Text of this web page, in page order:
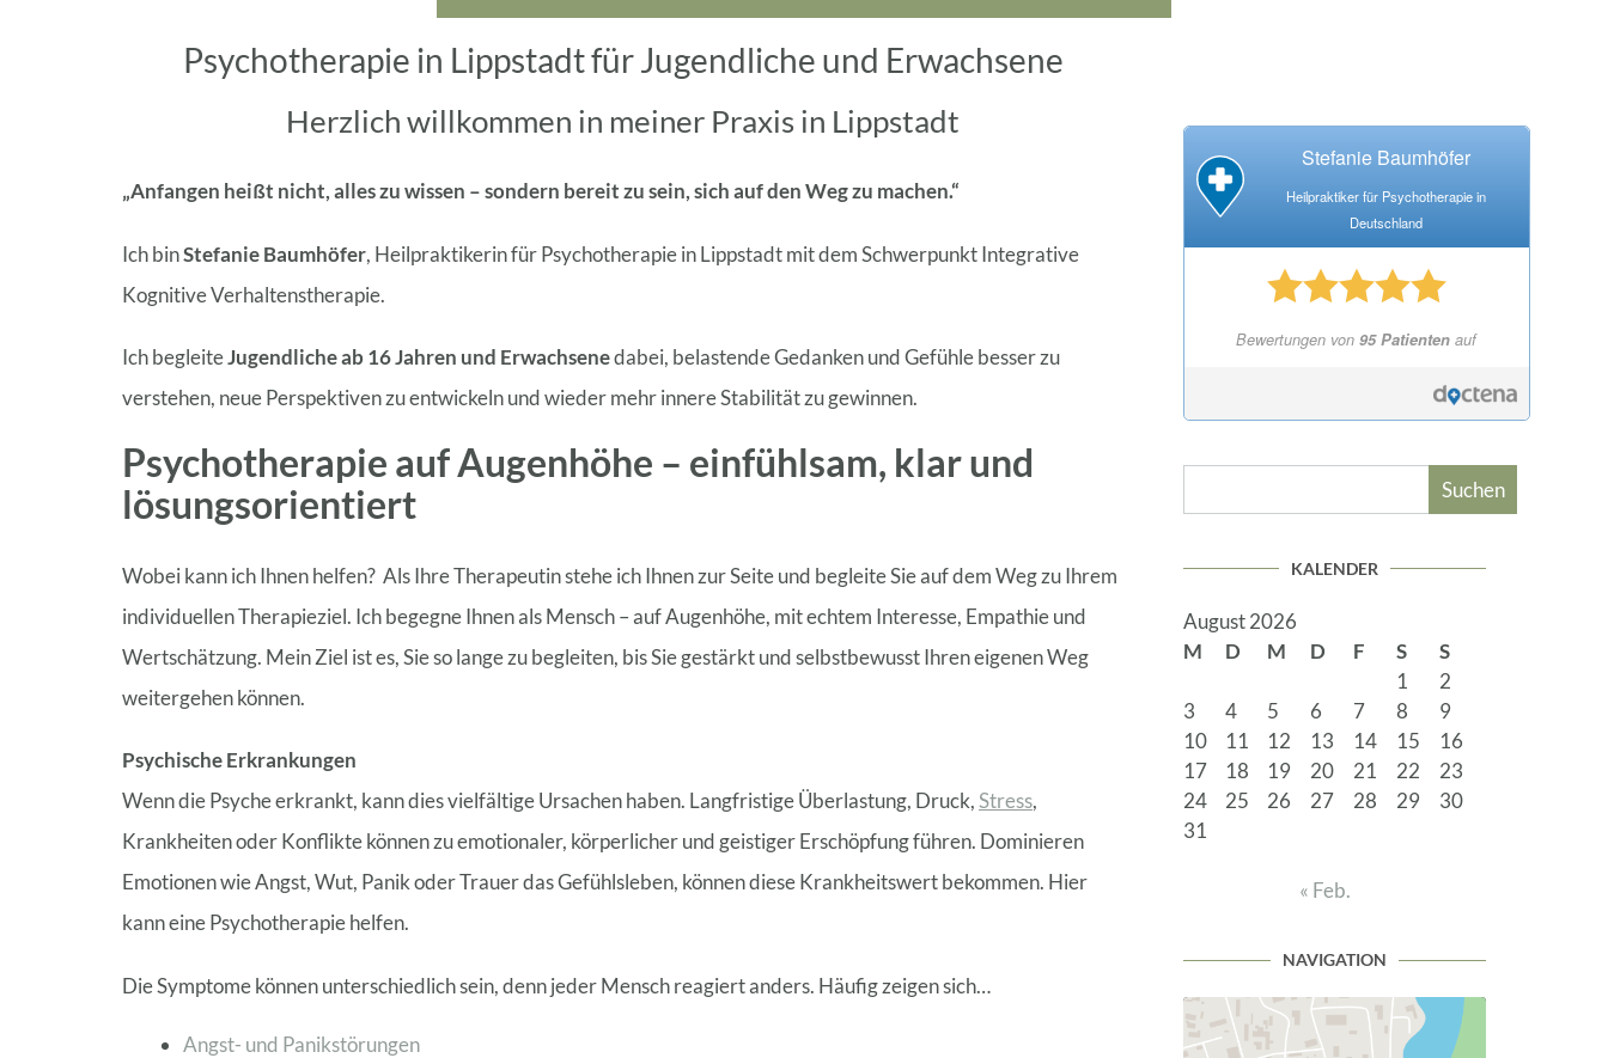
Psychotherapie in Lippstadt für Jugendliche und Erwachsene
Herzlich willkommen in meiner Praxis in Lippstadt
„Anfangen heißt nicht, alles zu wissen – sondern bereit zu sein, sich auf den Weg zu machen.“
Ich binStefanie Baumhöfer, Heilpraktikerin für Psychotherapie in Lippstadt mit dem Schwerpunkt Integrative
Kognitive Verhaltenstherapie.
Ich begleiteJugendliche ab 16 Jahren und Erwachsenedabei, belastende Gedanken und Gefühle besser zu
verstehen, neue Perspektiven zu entwickeln und wieder mehr innere Stabilität zu gewinnen.
Psychotherapie auf Augenhöhe – einfühlsam, klar und
lösungsorientiert
Wobei kann ich Ihnen helfen? Als Ihre Therapeutin stehe ich Ihnen zur Seite und begleite Sie auf dem Weg zu Ihrem
individuellen Therapieziel. Ich begegne Ihnen als Mensch – auf Augenhöhe, mit echtem Interesse, Empathie und
Wertschätzung. Mein Ziel ist es, Sie so lange zu begleiten, bis Sie gestärkt und selbstbewusst Ihren eigenen Weg
weitergehen können.
Psychische Erkrankungen
Wenn die Psyche erkrankt, kann dies vielfältige Ursachen haben. Langfristige Überlastung, Druck,Stress,
Krankheiten oder Konflikte können zu emotionaler, körperlicher und geistiger Erschöpfung führen. Dominieren
Emotionen wie Angst, Wut, Panik oder Trauer das Gefühlsleben, können diese Krankheitswert bekommen. Hier
kann eine Psychotherapie helfen.
Die Symptome können unterschiedlich sein, denn jeder Mensch reagiert anders. Häufig zeigen sich…
Angst- und Panikstörungen
Stefanie Baumhöfer
Heilpraktiker für Psychotherapie in
Deutschland
Bewertungen von95 Patienten auf
Suchen
KALENDER
August 2026
M
D M D F S
S
1
2
3
4 5 6 7 8
9
10
11 12 13 14 15
16
17
18 19 20 21 22
23
24
25 26 27 28 29
30
31
« Feb.
NAVIGATION